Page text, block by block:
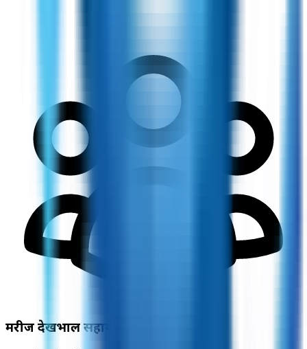
मरीज देखभाल सहायक के अन्य नाम: